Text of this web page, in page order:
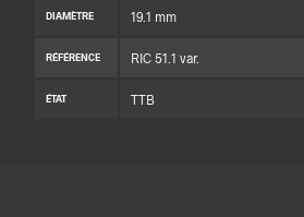
DIAMÈTRE 19.1 mm
RÉFÉRENCE RIC 51.1 var.
ÉTAT TTB